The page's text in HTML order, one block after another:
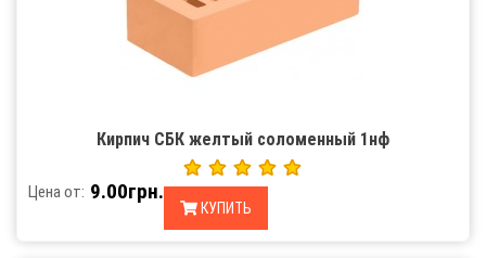
Кирпич СБК желтый соломенный 1нф
Цена от: 9.00грн.
КУПИТЬ